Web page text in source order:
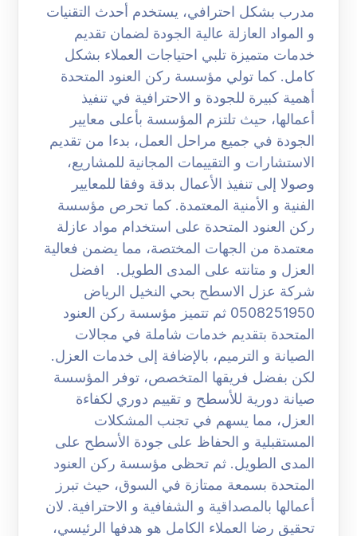
مدرب بشكل احترافي، يستخدم أحدث التقنيات
و المواد العازلة عالية الجودة لضمان تقديم
خدمات متميزة تلبي احتياجات العملاء بشكل
كامل. كما تولي مؤسسة ركن العنود المتحدة
أهمية كبيرة للجودة و الاحترافية في تنفيذ
أعمالها، حيث تلتزم المؤسسة بأعلى معايير
الجودة في جميع مراحل العمل، بدءا من تقديم
الاستشارات و التقييمات المجانية للمشاريع،
وصولا إلى تنفيذ الأعمال بدقة وفقا للمعايير
الفنية و الأمنية المعتمدة. كما تحرص مؤسسة
ركن العنود المتحدة على استخدام مواد عازلة
معتمدة من الجهات المختصة، مما يضمن فعالية
العزل و متانته على المدى الطويل. افضل
شركة عزل الاسطح بحي النخيل الرياض
0508251950 ثم تتميز مؤسسة ركن العنود
المتحدة بتقديم خدمات شاملة في مجالات
الصيانة و الترميم، بالإضافة إلى خدمات العزل.
لكن بفضل فريقها المتخصص، توفر المؤسسة
صيانة دورية للأسطح و تقييم دوري لكفاءة
العزل، مما يسهم في تجنب المشكلات
المستقبلية و الحفاظ على جودة الأسطح على
المدى الطويل. ثم تحظى مؤسسة ركن العنود
المتحدة بسمعة ممتازة في السوق، حيث تبرز
أعمالها بالمصداقية و الشفافية و الاحترافية. لان
تحقيق رضا العملاء الكامل هو هدفها الرئيسي،